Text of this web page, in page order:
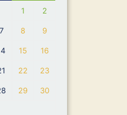
1 2
7 8 9
15 16
22 23
29 30